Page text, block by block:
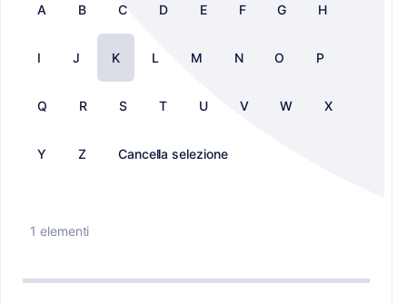
A B C D E F G H
I J K L M N O P
Q R S T U V W X
Y Z Cancella selezione
1 elementi